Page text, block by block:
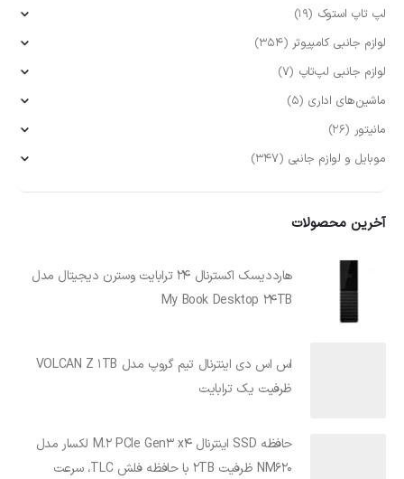
لپ تاپ استوک (19)
لوازم جانبی کامپیوتر (354)
لوازم جانبی لپ‌تاپ (7)
ماشین‌های اداری (5)
مانیتور (26)
موبایل و لوازم جانبی (347)
آخرین محصولات
هارددیسک اکسترنال 24 ترابایت وسترن دیجیتال مدل
My Book Desktop 24TB
اس اس دی اینترنال تیم گروپ مدل VOLCAN Z 1TB
ظرفیت یک ترابایت
حافظه SSD اینترنال M.2 PCIe Gen3 x4 لکسار مدل
NM620 ظرفیت 2TB با حافظه فلش TLC، سرعت